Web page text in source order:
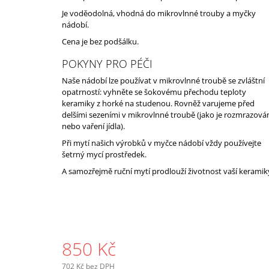
Je voděodolná, vhodná do mikrovlnné trouby a myčky
nádobí.
Cena je bez podšálku.
POKYNY PRO PÉČI
Naše nádobí lze používat v mikrovlnné troubě se zvláštní
opatrností: vyhněte se šokovému přechodu teploty
keramiky z horké na studenou. Rovněž varujeme před
delšími sezeními v mikrovlnné troubě (jako je
nebo vaření jídla).
Při mytí našich výrobků v myčce nádobí vždy používejte
šetrný mycí prostředek.
A samozřejmě ruční mytí prodlouží životnost vaší
850 Kč
702 Kč bez DPH